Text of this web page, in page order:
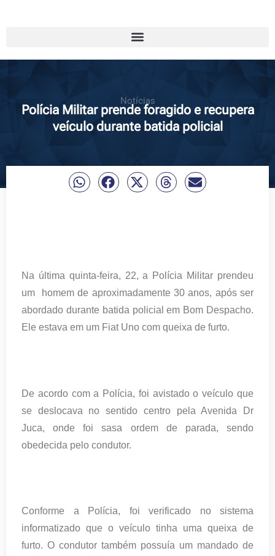
Notícias
Polícia Militar prende foragido e recupera
veículo durante batida policial
Na última quinta-feira, 22, a Polícia Militar prendeu
um homem de aproximadamente 30 anos, após ser
abordado durante batida policial em Bom Despacho.
Ele estava em um Fiat Uno com queixa de furto.
De acordo com a Polícia, foi avistado o veículo que
se deslocava no sentido centro pela Avenida Dr
Juca, onde foi sasa ordem de parada, sendo
obedecida pelo condutor.
Conforme a Polícia, foi verificado no sistema
informatizado que o veículo tinha uma queixa de
furto. O condutor também possuía um mandado de